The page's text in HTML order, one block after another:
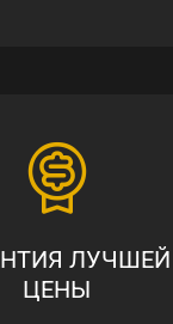
ЛУЧШЕЙ
ЦЕНЫ